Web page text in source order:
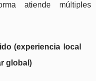
atiende múltiples
(experiencia local
global)